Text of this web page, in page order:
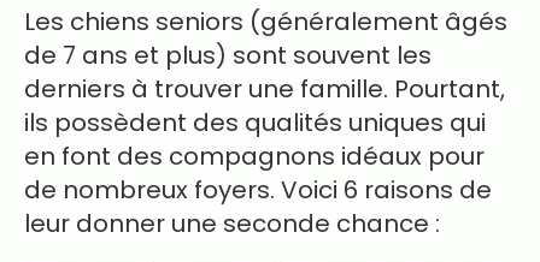
Les chiens seniors (généralement âgés
de 7 ans et plus) sont souvent les
derniers à trouver une famille. Pourtant,
ils possèdent des qualités uniques qui
en font des compagnons idéaux pour
de nombreux foyers. Voici 6 raisons de
leur donner une seconde chance :